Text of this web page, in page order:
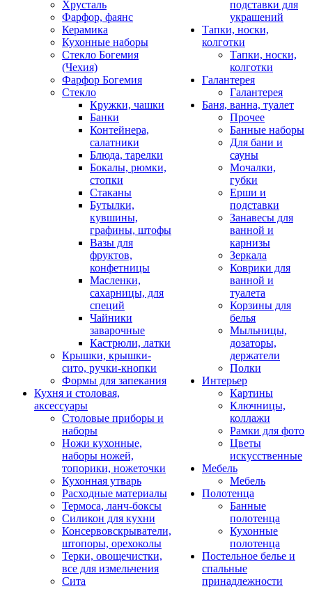
Хрусталь
Фарфор, фаянс
Керамика
Кухонные наборы
Стекло Богемия
(Чехия)
Фарфор Богемия
Стекло
Кружки, чашки
Банки
Контейнера,
салатники
Блюда, тарелки
Бокалы, рюмки,
стопки
Стаканы
Бутылки,
кувшины,
графины, штофы
Вазы для
фруктов,
конфетницы
Масленки,
сахарницы, для
специй
Чайники
заварочные
Кастрюли, латки
Крышки, крышки-
сито, ручки-кнопки
Формы для запекания
Кухня и столовая,
аксессуары
Столовые приборы и
наборы
Ножи кухонные,
наборы ножей,
топорики, ножеточки
Кухонная утварь
Расходные материалы
Термоса, ланч-боксы
Силикон для кухни
Консервовскрыватели,
штопоры, орехоколы
Терки, овощечистки,
все для измельчения
Сита
подставки для
украшений
Тапки, носки,
колготки
Тапки, носки,
колготки
Галантерея
Галантерея
Баня, ванна, туалет
Прочее
Банные наборы
Для бани и
сауны
Мочалки,
губки
Ерши и
подставки
Занавесы для
ванной и
карнизы
Зеркала
Коврики для
ванной и
туалета
Корзины для
белья
Мыльницы,
дозаторы,
держатели
Полки
Интерьер
Картины
Ключницы,
коллажи
Рамки для фото
Цветы
искусственные
Мебель
Мебель
Полотенца
Банные
полотенца
Кухонные
полотенца
Постельное белье и
спальные
принадлежности